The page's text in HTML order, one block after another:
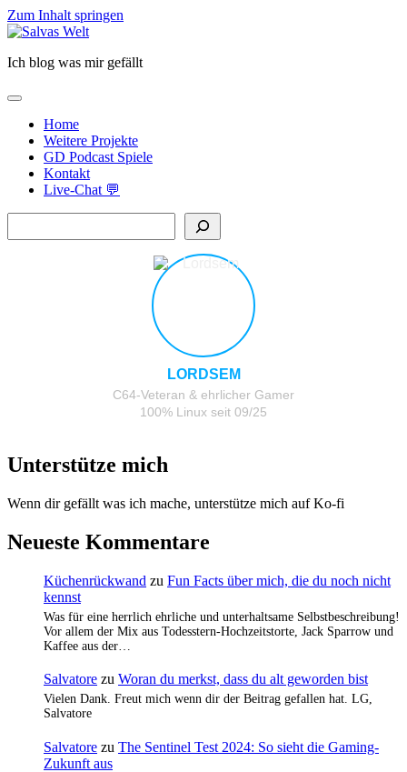
Zum Inhalt springen
Salvas
Ich blog was mir gefällt
open
primary
menu Home
Weitere Projekte
GD Podcast Spiele
Kontakt
Live-Chat 💬
LORDSEM
C64-Veteran & ehrlicher Gamer
100% Linux seit 09/25
Unterstütze mich
Wenn dir gefällt was ich mache, unterstütze mich auf Ko-fi
Neueste Kommentare
Küchenrückwand zu Fun Facts über mich, die du noch nicht
kennst
Was für eine herrlich ehrliche und unterhaltsame Selbstbeschreibung!
Vor allem der Mix aus Todesstern-Hochzeitstorte, Jack Sparrow und
Kaffee aus der…
Salvatore zu Woran du merkst, dass du alt geworden bist
Vielen Dank. Freut mich wenn dir der Beitrag gefallen hat. LG,
Salvatore
Salvatore zu The Sentinel Test 2024: So sieht die Gaming-
Zukunft aus